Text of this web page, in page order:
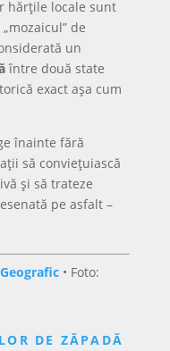
hărțile locale sunt
de
un
între două state
exact așa cum
înainte fără
să conviețuiască
și să trateze
pe asfalt –
• Foto:
DE ZĂPADĂ